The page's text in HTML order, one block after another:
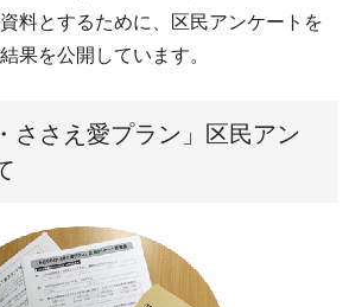
料とするために、区民アンケートを
果を公開しています。
ささえ愛プラン」区民アン